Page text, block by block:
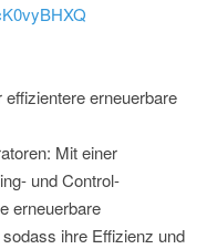
erneuerbare
Mit einer
und Control-
erneuerbare
ihre Effizienz und